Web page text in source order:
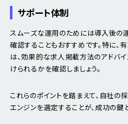
サポート体制
スムーズな運用のためには導入後の
確認することもおすすめです。特に、
は、効果的な求人掲載方法のアドバ
けられるかを確認しましょう。
これらのポイントを踏まえて、自社の
エンジンを選定することが、成功の鍵